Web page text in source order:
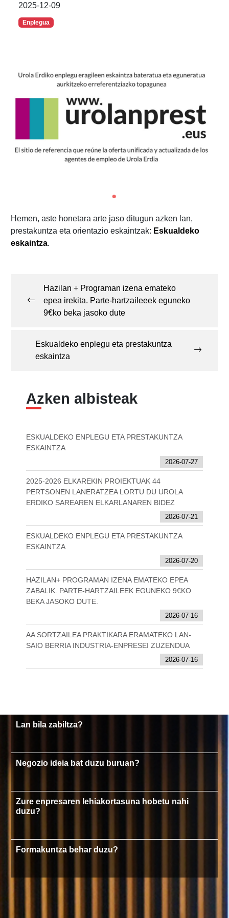
2025-12-09
Enplegua
Hemen, aste honetara arte jaso ditugun azken lan,
prestakuntza eta orientazio eskaintzak: Eskualdeko
eskaintza.
Hazilan + Programan izena emateko
epea irekita. Parte-hartzaileeek eguneko
9€ko beka jasoko dute
Eskualdeko enplegu eta prestakuntza
eskaintza
Azken albisteak
ESKUALDEKO ENPLEGU ETA PRESTAKUNTZA
ESKAINTZA
2026-07-27
2025-2026 ELKAREKIN PROIEKTUAK 44
PERTSONEN LANERATZEA LORTU DU UROLA
ERDIKO SAREAREN ELKARLANAREN BIDEZ
2026-07-21
ESKUALDEKO ENPLEGU ETA PRESTAKUNTZA
ESKAINTZA
2026-07-20
HAZILAN+ PROGRAMAN IZENA EMATEKO EPEA
ZABALIK. PARTE-HARTZAILEEK EGUNEKO 9€KO
BEKA JASOKO DUTE.
2026-07-16
AA SORTZAILEA PRAKTIKARA ERAMATEKO LAN-
SAIO BERRIA INDUSTRIA-ENPRESEI ZUZENDUA
2026-07-16
Lan bila zabiltza?
Negozio ideia bat duzu buruan?
Zure enpresaren lehiakortasuna hobetu nahi
duzu?
Formakuntza behar duzu?